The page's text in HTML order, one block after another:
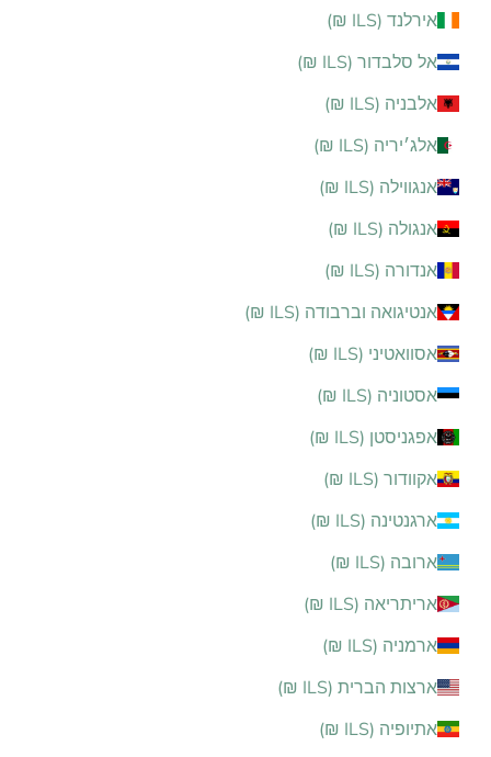
אירלנד (ILS ₪)
אל סלבדור (ILS ₪)
אלבניה (ILS ₪)
אלג׳יריה (ILS ₪)
אנגווילה (ILS ₪)
אנגולה (ILS ₪)
אנדורה (ILS ₪)
אנטיגואה וברבודה (ILS ₪)
אסוואטיני (ILS ₪)
אסטוניה (ILS ₪)
אפגניסטן (ILS ₪)
אקוודור (ILS ₪)
ארגנטינה (ILS ₪)
ארובה (ILS ₪)
אריתריאה (ILS ₪)
ארמניה (ILS ₪)
ארצות הברית (ILS ₪)
אתיופיה (ILS ₪)